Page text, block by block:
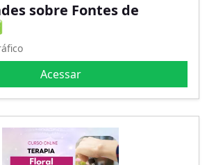
sobre Fontes de
Acessar